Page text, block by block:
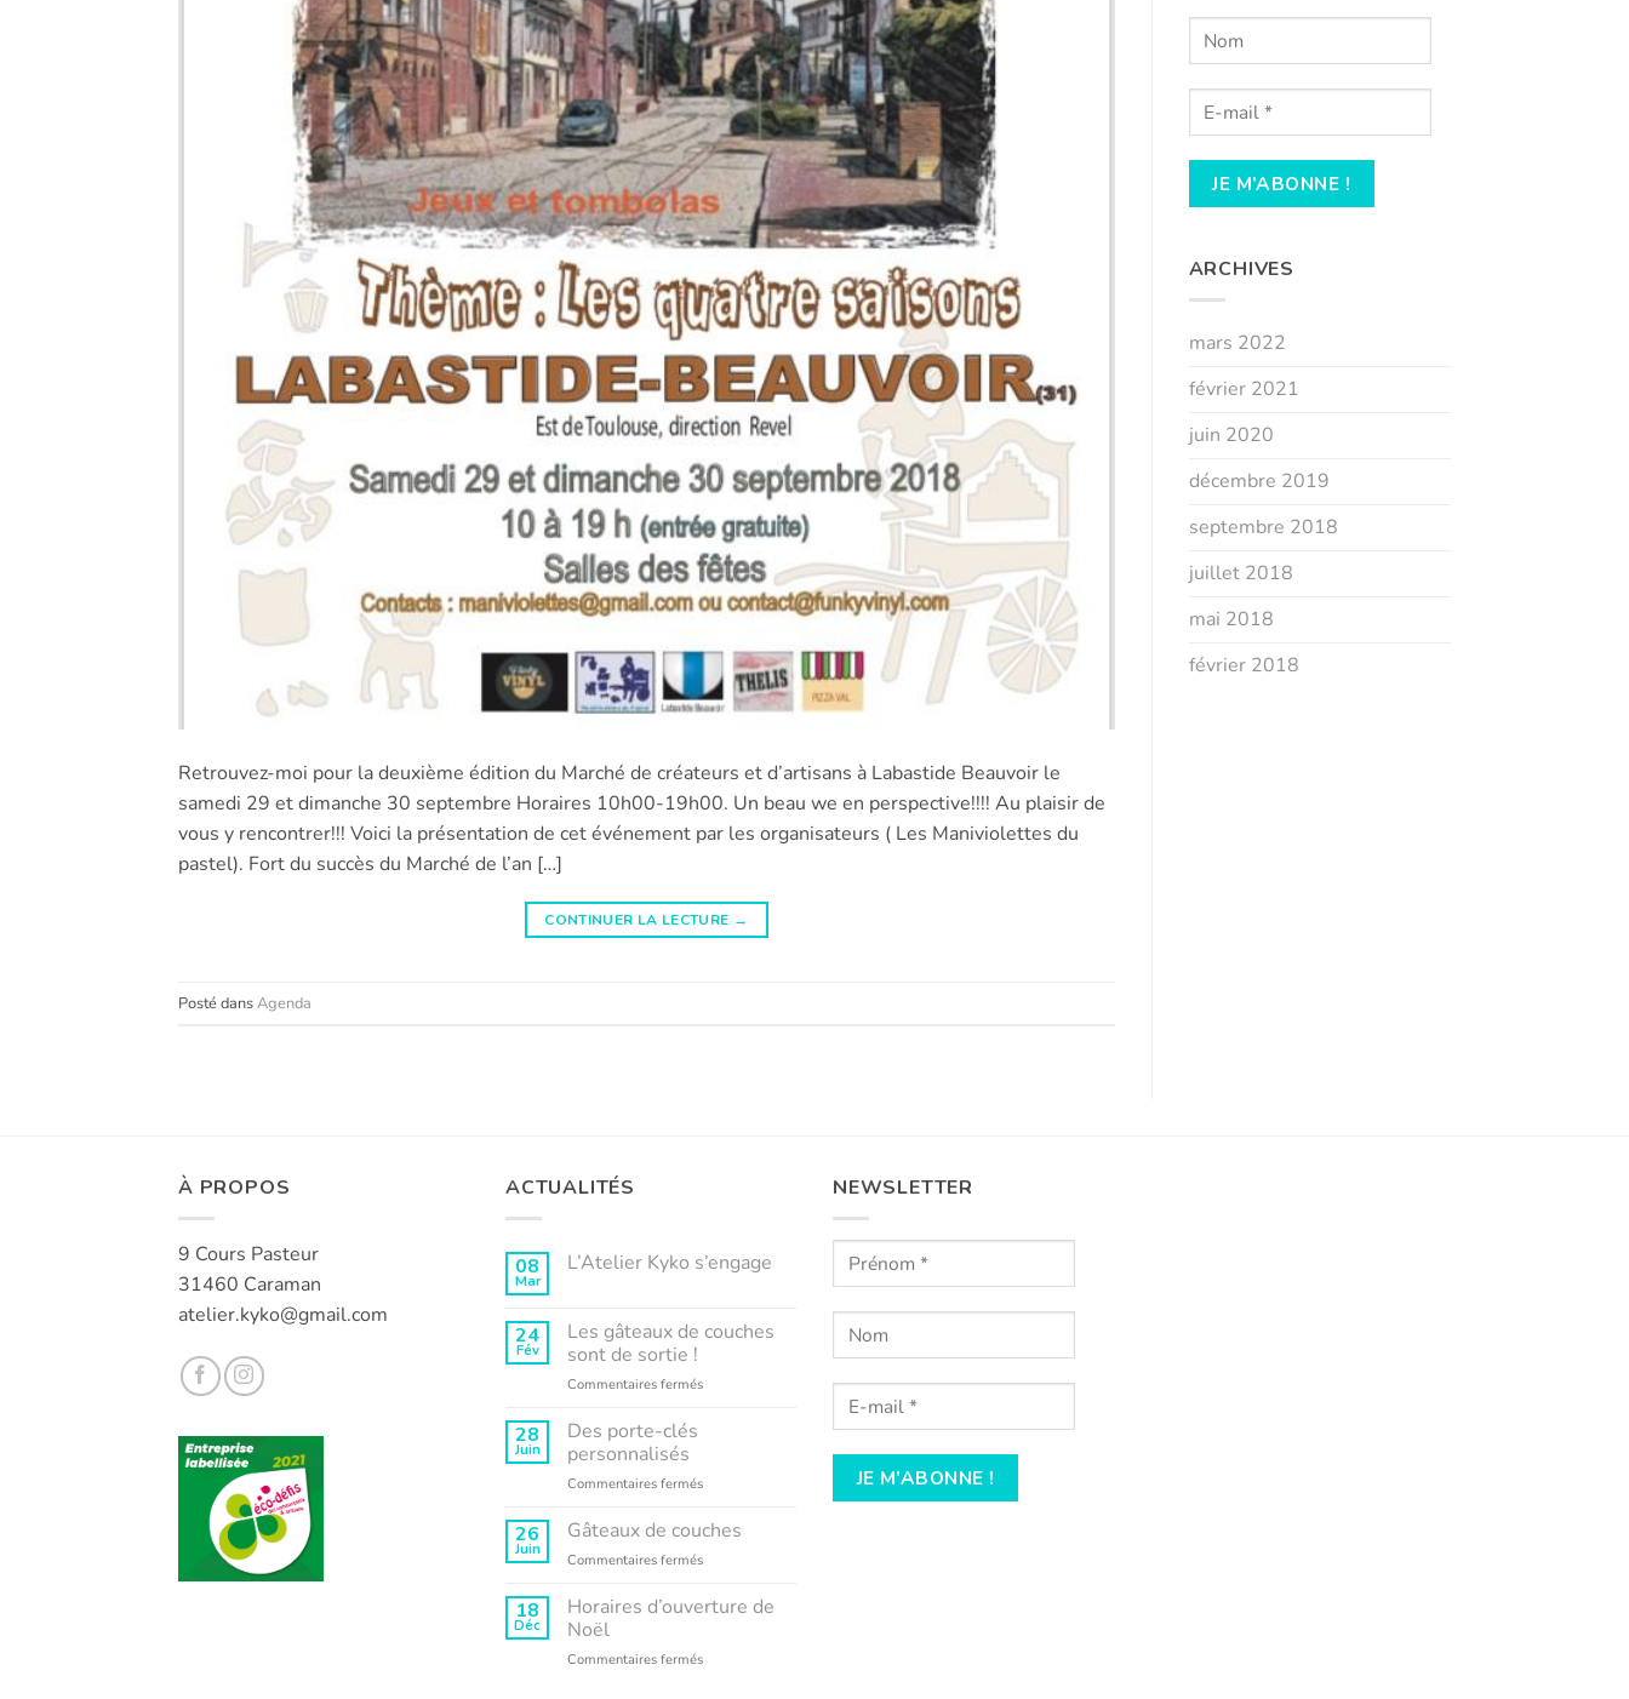
Retrouvez-moi pour la deuxième édition du Marché de créateurs et d’artisans à Labastide Beauvoir le
samedi 29 et dimanche 30 septembre Horaires 10h00-19h00. Un beau we en perspective!!!! Au plaisir de
vous y rencontrer!!! Voici la présentation de cet événement par les organisateurs ( Les Maniviolettes du
pastel). Fort du succès du Marché de l’an […]
CONTINUER LA LECTURE →
Posté dansAgenda
ARCHIVES
mars 2022
février 2021
juin 2020
décembre 2019
septembre 2018
juillet 2018
mai 2018
février 2018
À PROPOS
9 Cours Pasteur
31460 Caraman
atelier.kyko@gmail.com
ACTUALITÉS
08
Mar
L’Atelier Kyko s’engage
L’Atelier
Kyko
s’engage
24
Fév
Les gâteaux de couches
sont de sortie !
Commentaires ferméssur
sont
sortie
28
Juin
Des porte-clés
personnalisés
Commentaires ferméssur
porte-
personnalisés
26
Juin
Gâteaux de couches
Commentaires ferméssur
de
18
Déc
Horaires d’ouverture de
Noël
Commentaires ferméssur
NEWSLETTER